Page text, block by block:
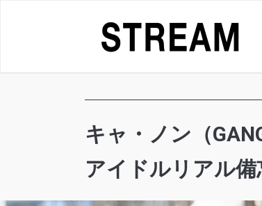
キャ・ノン（
アイドルリアル備